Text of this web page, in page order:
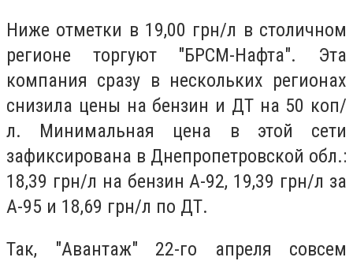
Ниже отметки в 19,00 грн/л в столичном
регионе торгуют "БРСМ-Нафта". Эта
компания сразу в нескольких регионах
снизила цены на бензин и ДТ на 50 коп/
л. Минимальная цена в этой сети
зафиксирована в Днепропетровской обл.:
18,39 грн/л на бензин А-92, 19,39 грн/л за
А-95 и 18,69 грн/л по ДТ.
Так, "Авантаж" 22-го апреля совсем